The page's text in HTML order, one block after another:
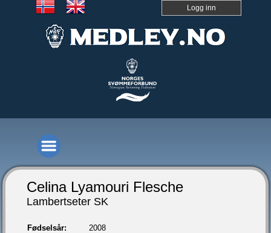
Logg inn
Celina Lyamouri Flesche
Lambertseter SK
Fødselsår:
2008